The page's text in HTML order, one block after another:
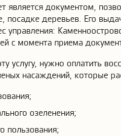
является документом,
посадке деревьев. Его
управления:
с момента приема
услугу, нужно оплатить
насаждений, которые
озеленения;
пользования;